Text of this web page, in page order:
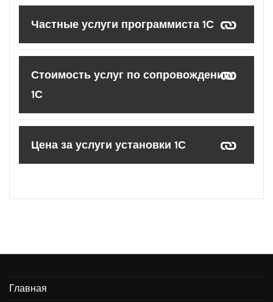
Частные услуги программиста 1С
Стоимость услуг по сопровождению
1С
Цена за услуги установки 1С
Главная